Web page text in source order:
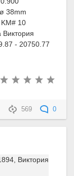
38mm
KM# 10
Виктория
- 20750.77
569 0
Виктория